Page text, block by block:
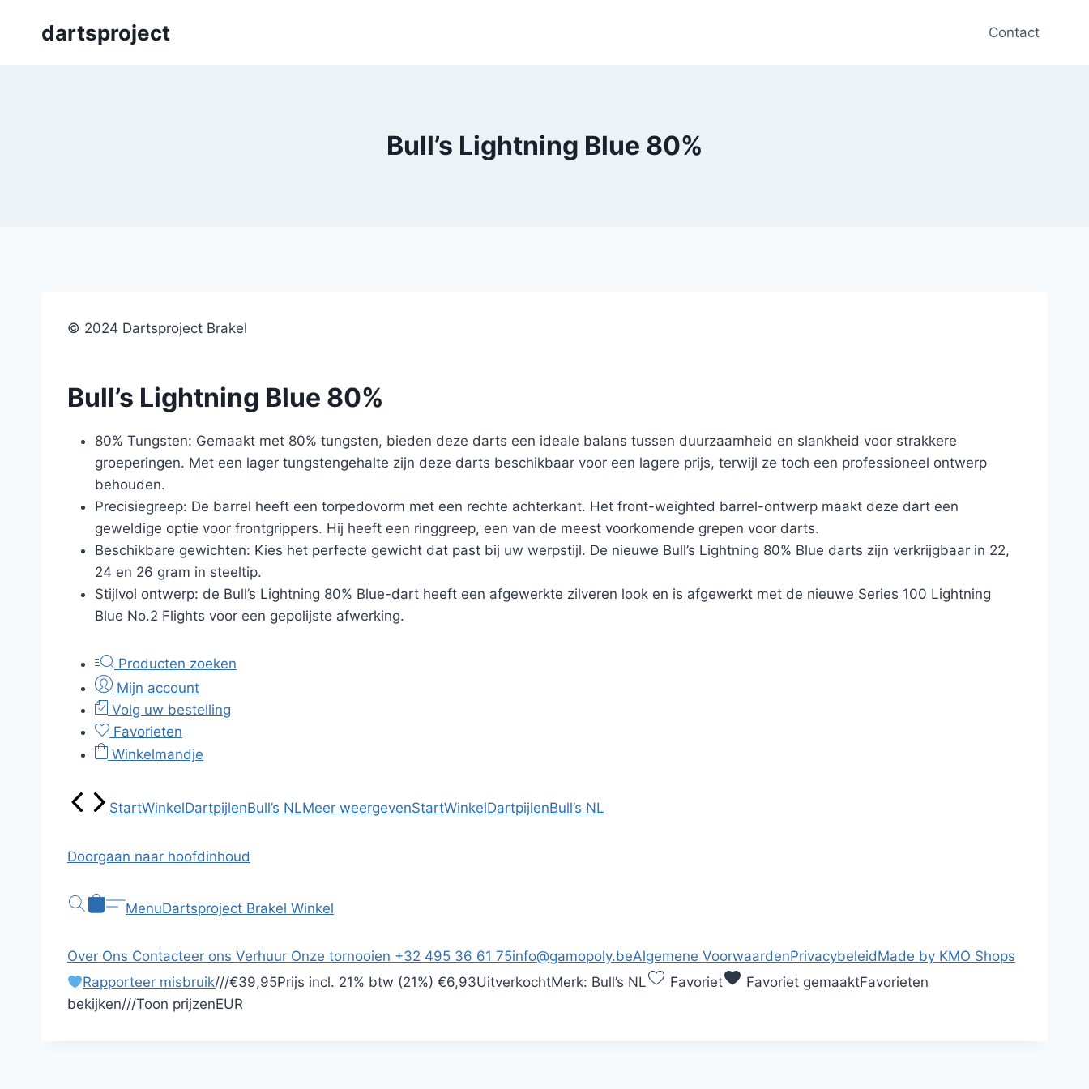
dartsproject Contact
Bull’s Lightning Blue 80%
© 2024 Dartsproject Brakel
Bull’s Lightning Blue 80%
80% Tungsten: Gemaakt met 80% tungsten, bieden deze darts een ideale balans tussen duurzaamheid en slankheid voor strakkere
groeperingen. Met een lager tungstengehalte zijn deze darts beschikbaar voor een lagere prijs, terwijl ze toch een professioneel ontwerp
behouden.
Precisiegreep: De barrel heeft een torpedovorm met een rechte achterkant. Het front-weighted barrel-ontwerp maakt deze dart een
geweldige optie voor frontgrippers. Hij heeft een ringgreep, een van de meest voorkomende grepen voor darts.
Beschikbare gewichten: Kies het perfecte gewicht dat past bij uw werpstijl. De nieuwe Bull’s Lightning 80% Blue darts zijn verkrijgbaar in 22,
24 en 26 gram in steeltip.
Stijlvol ontwerp: de Bull’s Lightning 80% Blue-dart heeft een afgewerkte zilveren look en is afgewerkt met de nieuwe Series 100 Lightning
Blue No.2 Flights voor een gepolijste afwerking.
Producten zoeken
Mijn account
Volg uw bestelling
Favorieten
Winkelmandje
StartWinkelDartpijlenBull’s NLMeer weergevenStartWinkelDartpijlenBull’s NL
Doorgaan naar hoofdinhoud
MenuDartsproject Brakel Winkel
Over Ons Contacteer ons Verhuur Onze tornooien +32 495 36 61 75info@gamopoly.beAlgemene VoorwaardenPrivacybeleidMade by KMO Shops
Rapporteer misbruik///€39,95Prijs incl. 21% btw (21%) €6,93UitverkochtMerk: Bull’s NL Favoriet Favoriet gemaaktFavorieten
bekijken///Toon prijzenEUR